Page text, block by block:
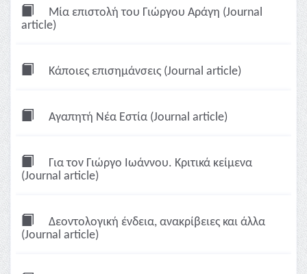
Μία επιστολή του Γιώργου Αράγη (Journal
article)
Κάποιες επισημάνσεις (Journal article)
Αγαπητή Νέα Εστία (Journal article)
Για τον Γιώργο Ιωάννου. Κριτικά κείμενα
(Journal article)
Δεοντολογική ένδεια, ανακρίβειες και άλλα
(Journal article)